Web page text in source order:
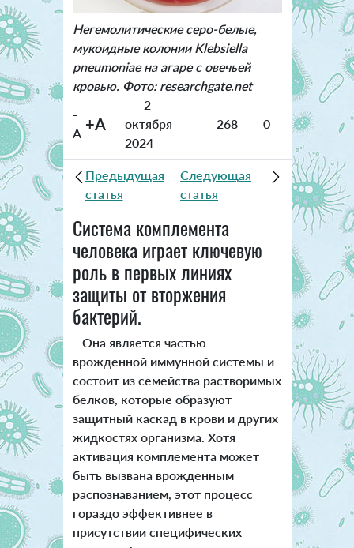
Негемолитические серо-белые,
мукоидные колонии Klebsiella
pneumoniae на агаре с овечьей
кровью. Фото: researchgate.net
-
A +A
2
октября
2024
268 0
Предыдущая
статья
Следующая
статья
Система комплемента
человека играет ключевую
роль в первых линиях
защиты от вторжения
бактерий.
Она является частью
врожденной иммунной системы и
состоит из семейства растворимых
белков, которые образуют
защитный каскад в крови и других
жидкостях организма. Хотя
активация комплемента может
быть вызвана врожденным
распознаванием, этот процесс
гораздо эффективнее в
присутствии специфических